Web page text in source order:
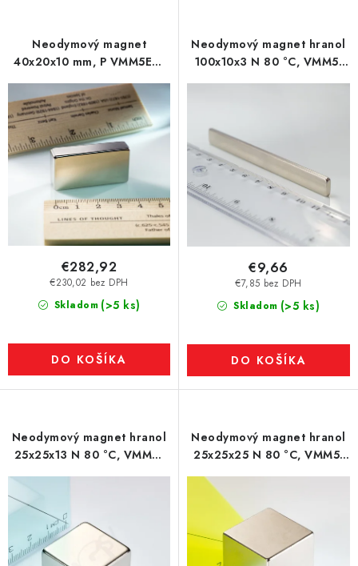
Neodymový magnet
40x20x10 mm, P VMM5EH-
200 °C
Skladom (>5 ks)
€230,02 bez DPH
€282,92
DO KOŠÍKA
Neodymový magnet hranol
100x10x3 N 80 °C, VMM5-
N38
Skladom (>5 ks)
€7,85 bez DPH
€9,66
DO KOŠÍKA
Neodymový magnet hranol
25x25x13 N 80 °C, VMM6-
N40
Neodymový magnet hranol
25x25x25 N 80 °C, VMM5-
N38